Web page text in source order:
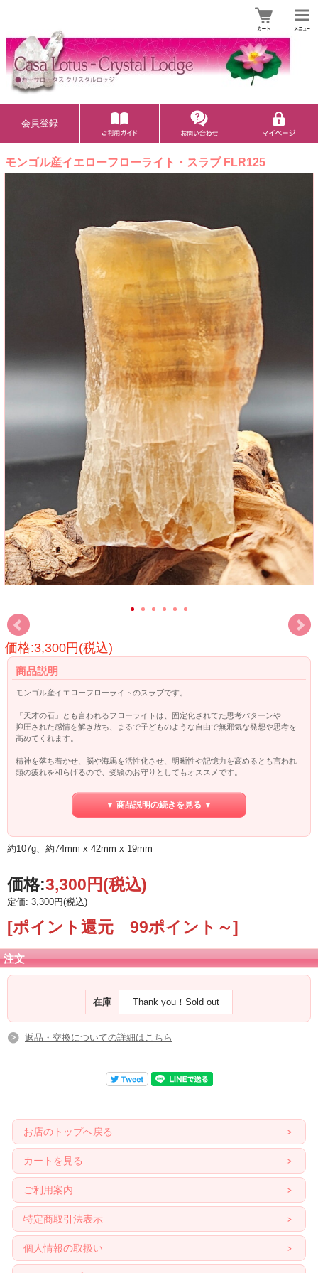
会員登録
モンゴル産イエローフローライト・スラブ FLR125
価格:3,300円(税込)
商品説明
モンゴル産イエローフローライトのスラブです。
「天才の石」とも言われるフローライトは、固定化されてた思考パターンや
抑圧された感情を解き放ち、まるで子どものような自由で無邪気な発想や思考を
高めてくれます。
精神を落ち着かせ、脳や海馬を活性化させ、明晰性や記憶力を高めるとも言われ
頭の疲れを和らげるので、受験のお守りとしてもオススメです。
◎ネガティブな感情、抑圧された感情の解放
◎集中力と思考力、記憶力を高める
▼ 商品説明の続きを見る ▼
約107g、約74mm x 42mm x 19mm
価格:3,300円(税込)
定価: 3,300円(税込)
[ポイント還元 99ポイント～]
注文
在庫 Thank you！Sold out
返品・交換についての詳細はこちら
お店のトップへ戻る
カートを見る
ご利用案内
特定商取引法表示
個人情報の取扱い